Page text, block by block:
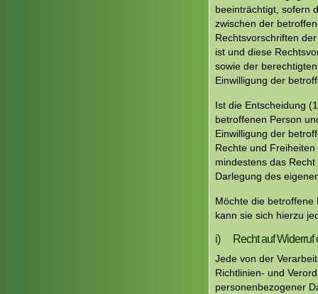
beeinträchtigt, sofern
zwischen der
Rechtsvorschriften
ist und diese
sowie der
Einwilligung der
Ist die Entscheidung
betroffenen Person
Einwilligung der
Rechte und
mindestens das
Darlegung des
Möchte die betroffene
kann sie sich hierzu
i) Recht auf Widerruf
Jede von der
Richtlinien- und
personenbezogener